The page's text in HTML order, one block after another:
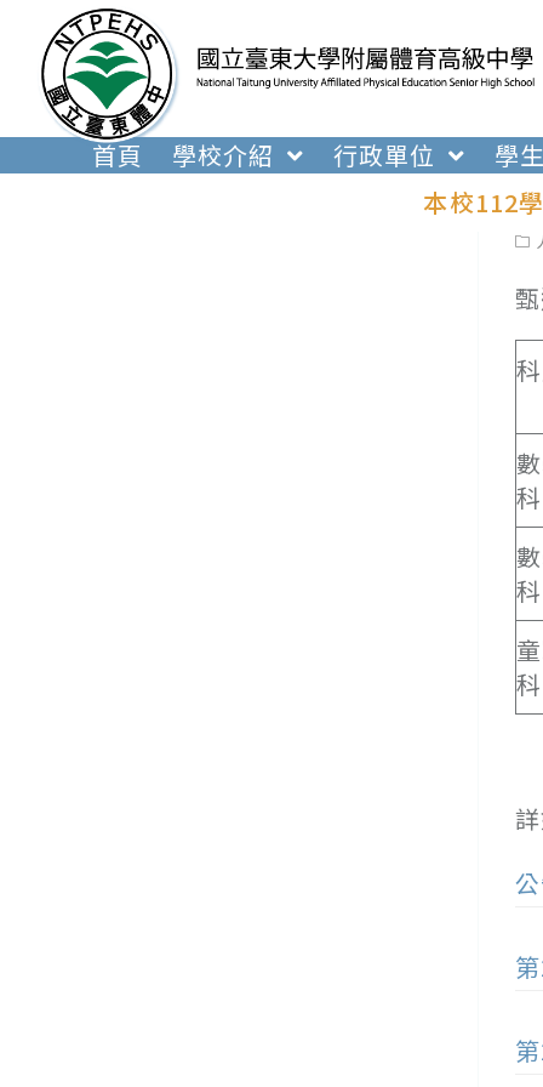
內
首頁 學校介紹 行政單位 學
本校112
科
科
科